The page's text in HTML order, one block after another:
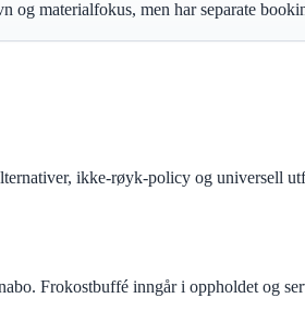
materialfokus, men har separate
ikke-røyk-policy og universell
Frokostbuffé inngår i oppholdet og